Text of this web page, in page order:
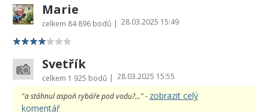
Marie
celkem 84 896 bodů | 28.03.2025 15:49
Svetřík
celkem 1 925 bodů | 28.03.2025 15:55
"a stáhnul aspoň rybáře pod vodu?..." - zobrazit celý
komentář